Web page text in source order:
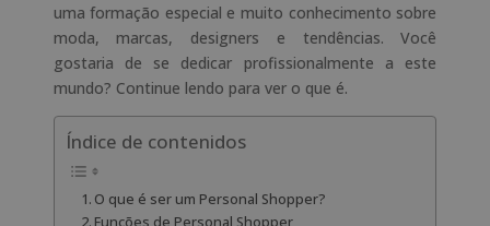
uma formação especial e muito conhecimento sobre
moda, marcas, designers e tendências. Você
gostaria de se dedicar profissionalmente a este
mundo? Continue lendo para ver o que é.
Índice de contenidos
O que é ser um Personal Shopper?